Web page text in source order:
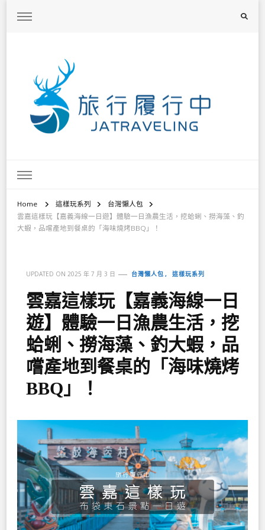
Home 這樣玩系列
台灣懶人包
雲嘉這樣玩【嘉義海線一日遊】體驗一日漁農生活，挖蛤蜊、撈海藻、釣
大蝦，品嚐產地到餐桌的「海味燒烤BBQ」！
UPDATED ON 2025 年 7 月 3 日 台灣懶人包 這樣玩系列
雲嘉這樣玩【嘉義海線一日
遊】體驗一日漁農生活，挖
蛤蜊、撈海藻、釣大蝦，品
嚐產地到餐桌的「海味燒烤
BBQ」！